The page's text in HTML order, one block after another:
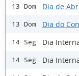
13 Dom Dia de
13 Dom Dia do
14 Seg Dia
14 Seg Dia